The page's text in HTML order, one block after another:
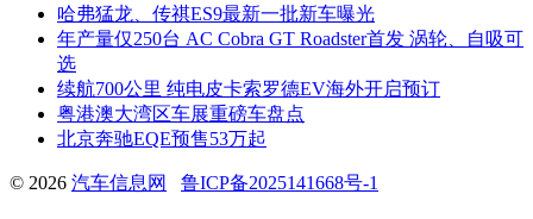
哈弗猛龙、传祺ES9最新一批新车曝光
年产量仅250台 AC Cobra GT Roadster首发 涡轮、自吸可
选
续航700公里 纯电皮卡索罗德EV海外开启预订
粤港澳大湾区车展重磅车盘点
北京奔驰EQE预售53万起
© 2026 汽车信息网 鲁ICP备2025141668号-1